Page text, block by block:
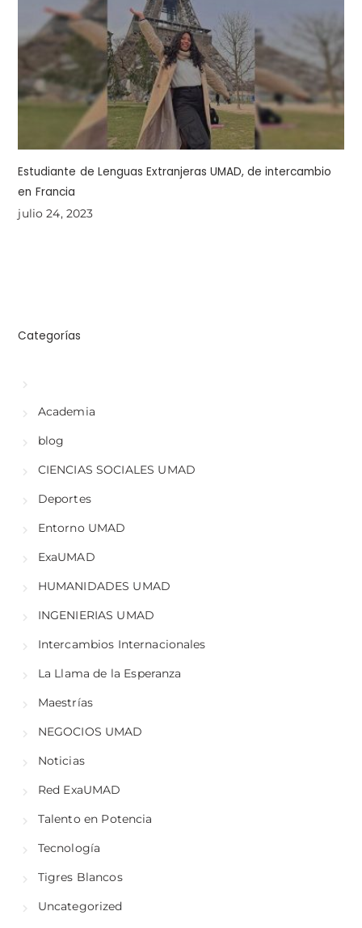
Estudiante de Lenguas Extranjeras UMAD, de intercambio
en Francia
julio 24, 2023
Categorías
Academia
blog
CIENCIAS SOCIALES UMAD
Deportes
Entorno UMAD
ExaUMAD
HUMANIDADES UMAD
INGENIERIAS UMAD
Intercambios Internacionales
La Llama de la Esperanza
Maestrías
NEGOCIOS UMAD
Noticias
Red ExaUMAD
Talento en Potencia
Tecnología
Tigres Blancos
Uncategorized